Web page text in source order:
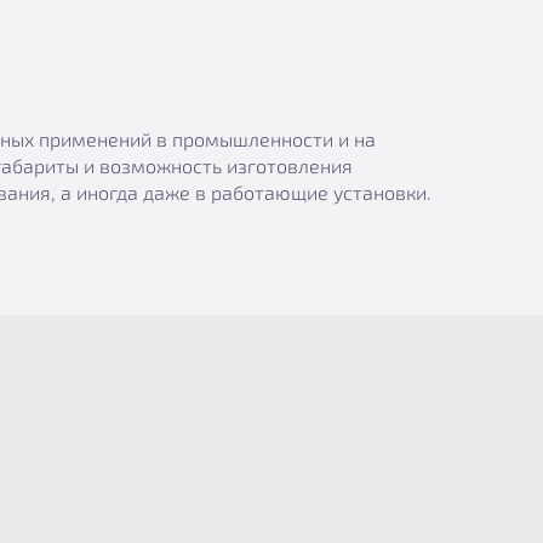
применений в промышленности и на
и возможность изготовления
а иногда даже в работающие установки.